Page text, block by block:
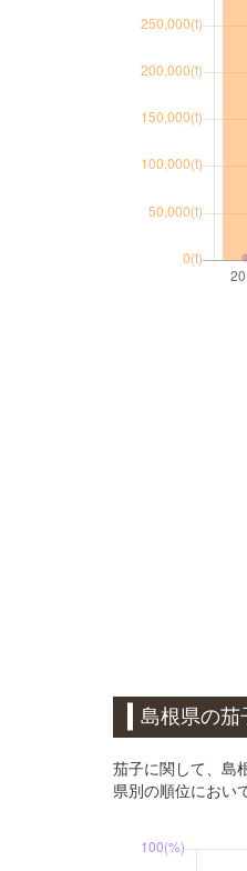
島根県の茄
茄子に関して、島
県別の順位におい